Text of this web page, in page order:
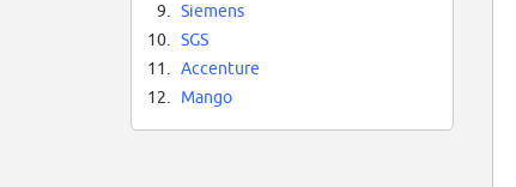
9.
Siemens
10.
SGS
11.
Accenture
12.
Mango